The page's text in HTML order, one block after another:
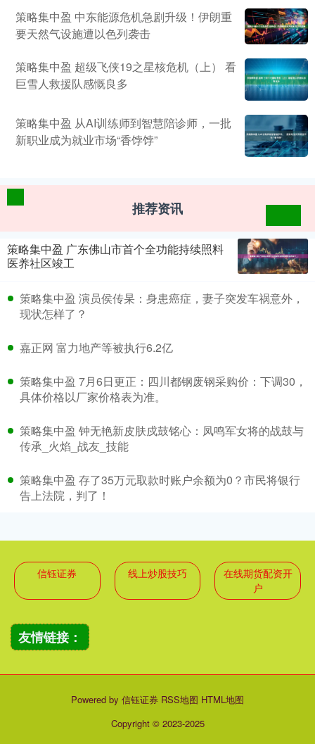
策略集中盈 中东能源危机急剧升级！伊朗重
要天然气设施遭以色列袭击
策略集中盈 超级飞侠19之星核危机（上） 看
巨雪人救援队感慨良多
策略集中盈 从AI训练师到智慧陪诊师，一批
新职业成为就业市场“香饽饽”
推荐资讯
策略集中盈 广东佛山市首个全功能持续照料
医养社区竣工
策略集中盈 演员侯传杲：身患癌症，妻子突发车祸意外，
现状怎样了？
嘉正网 富力地产等被执行6.2亿
策略集中盈 7月6日更正：四川都钢废钢采购价：下调30，
具体价格以厂家价格表为准。
策略集中盈 钟无艳新皮肤戍鼓铭心：凤鸣军女将的战鼓与
传承_火焰_战友_技能
策略集中盈 存了35万元取款时账户余额为0？市民将银行
告上法院，判了！
信钰证券 线上炒股技巧
在线期货配资开
户
友情链接：
Powered by 信钰证券 RSS地图 HTML地图
Copyright © 2023-2025